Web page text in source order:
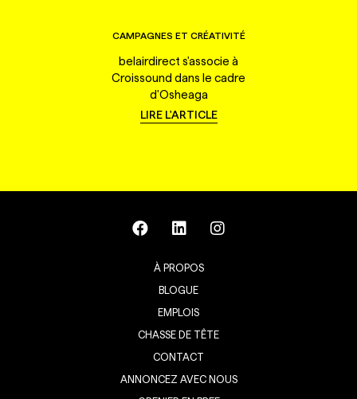
CAMPAGNES ET CRÉATIVITÉ
belairdirect s'associe à
Croissound dans le cadre
d'Osheaga
LIRE L'ARTICLE
À PROPOS
BLOGUE
EMPLOIS
CHASSE DE TÊTE
CONTACT
ANNONCEZ AVEC NOUS